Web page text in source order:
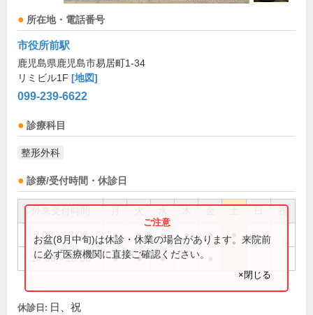
所在地・電話番号
市役所前駅
鹿児島県鹿児島市易居町1-34
リミビル1F [地図]
099-239-6622
診療科目
整形外科
診療/受付時間・休診日
祝
9:00～13:00 ● ● ● ● ●
14:00～18:00 ● ● ●
お盆(8月中旬)は休診・休業の場合があります。来院前
に必ず医療機関に直接ご確認ください。
×閉じる
休診日: 日、祝